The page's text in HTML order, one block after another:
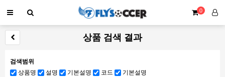
0
상품 검색 결과
검색범위
상품명
설명 기본설명 코드
기본설명